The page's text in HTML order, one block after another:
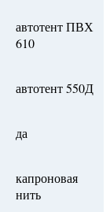
автотент ПВХ
610
автотент 550Д
да
капроновая
нить